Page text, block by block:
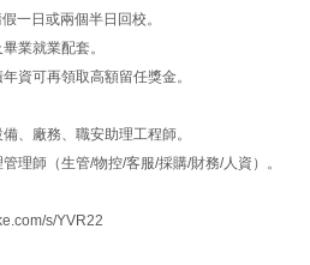
一日或兩個半日回校。
業就業配套。
資可再領取高額留任獎金。
、廠務、職安助理工程師。
理師（生管/物控/客服/採購/財務/人資）。
s/YVR22